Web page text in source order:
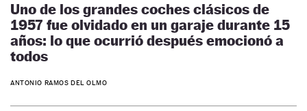
Uno de los grandes coches clásicos de
1957 fue olvidado en un garaje durante 15
años: lo que ocurrió después emocionó a
todos
ANTONIO RAMOS DEL OLMO